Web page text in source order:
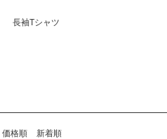
長袖Tシャツ
価格順 新着順